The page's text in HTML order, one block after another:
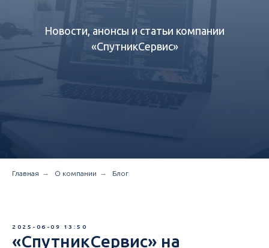
Новости, анонсы и статьи компании
«СпутникСервис»‎
Главная → О компании → Блог
2025-06-09 13:50
«СпутникСервис» на